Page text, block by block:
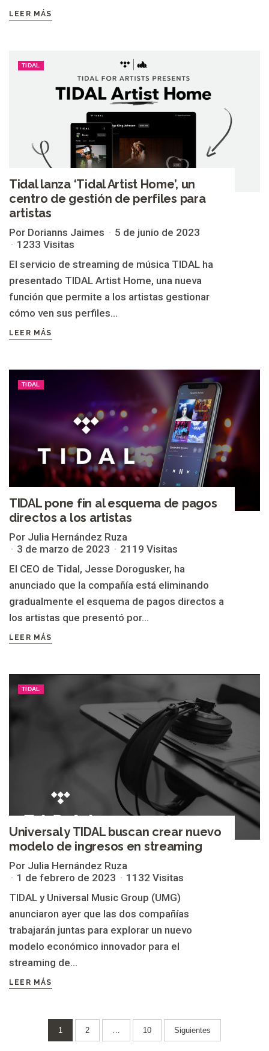
LEER MÁS
TIDAL
Tidal lanza ‘Tidal Artist Home’, un
centro de gestión de perfiles para
artistas
Por Dorianns Jaimes
5 de junio de 2023
1233 Visitas
El servicio de streaming de música TIDAL ha
presentado TIDAL Artist Home, una nueva
función que permite a los artistas gestionar
cómo ven sus perfiles...
LEER MÁS
TIDAL
TIDAL pone fin al esquema de pagos
directos a los artistas
Por Julia Hernández Ruza
3 de marzo de 2023
2119 Visitas
El CEO de Tidal, Jesse Dorogusker, ha
anunciado que la compañía está eliminando
gradualmente el esquema de pagos directos a
los artistas que presentó por...
LEER MÁS
TIDAL
Universal y TIDAL buscan crear nuevo
modelo de ingresos en streaming
Por Julia Hernández Ruza
1 de febrero de 2023
1132 Visitas
TIDAL y Universal Music Group (UMG)
anunciaron ayer que las dos compañías
trabajarán juntas para explorar un nuevo
modelo económico innovador para el
streaming de...
LEER MÁS
Paginación
1 2 10 Siguientes